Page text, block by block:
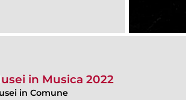
in Musica 2022
in Comune